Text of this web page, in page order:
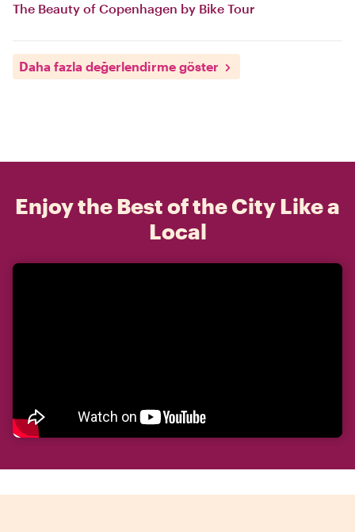
The Beauty of Copenhagen by Bike Tour
Daha fazla değerlendirme göster
Enjoy the Best of the City Like a
Local